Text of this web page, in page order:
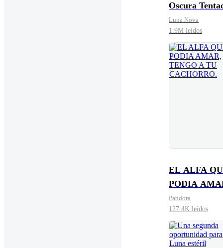
Oscura
Luna Nova
1.9M leídos
EL ALFA
PODIA
TENGO A TU
CACHORRO.
Pandora
127.4K leídos